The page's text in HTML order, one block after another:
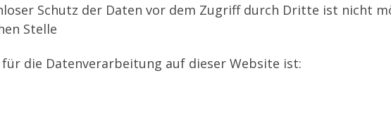
Schutz der Daten vor dem Zugriff durch Dritte ist nicht
Stelle
die Datenverarbeitung auf dieser Website ist: